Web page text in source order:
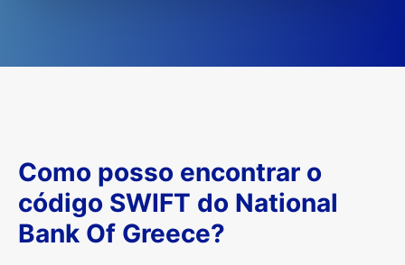
Como posso encontrar o
código SWIFT do National
Bank Of Greece?